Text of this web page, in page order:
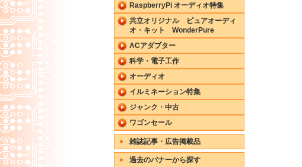
RaspberryPi オーディオ特集
共立オリジナル ピュアオーディ
オ・キット WonderPure
ACアダプター
科学・電子工作
オーディオ
イルミネーション特集
ジャンク・中古
ワゴンセール
雑誌記事・広告掲載品
過去のバナーから探す